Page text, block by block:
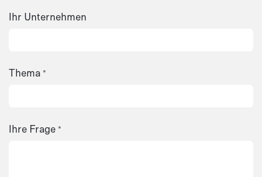
Ihr Unternehmen
Thema *
Ihre Frage *